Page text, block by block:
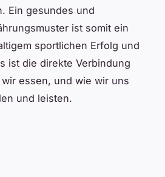
Ein gesundes und
ist somit ein
sportlichen Erfolg und
ist die direkte Verbindung
essen, und wie wir uns
und leisten.